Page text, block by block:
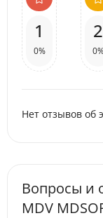
1
0%
2
Нет отзывов об
Вопросы и
MDV